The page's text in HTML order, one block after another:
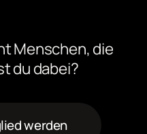
Menschen,die
dudabei?
werden